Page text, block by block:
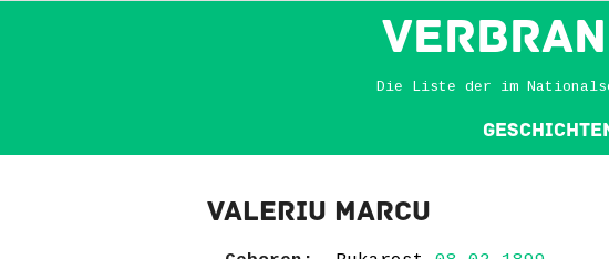
Die Liste der im
Valeriu Marcu